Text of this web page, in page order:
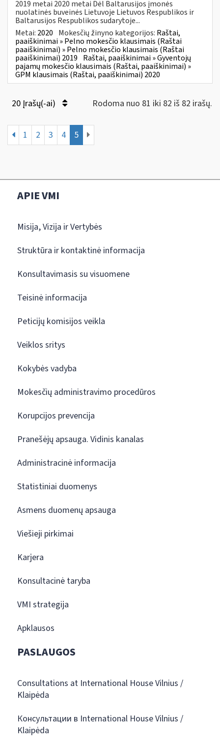
2019 metai 2020 metai Dėl Baltarusijos įmonės
nuolatinės buveinės Lietuvoje Lietuvos Respublikos ir
Baltarusijos Respublikos sudarytoje...
Metai: 2020 Mokesčių žinyno kategorijos: Raštai,
paaiškinimai » Pelno mokesčio klausimais (Raštai
paaiškinimai) » Pelno mokesčio klausimais (Raštai
paaiškinimai) 2019 Raštai, paaiškinimai » Gyventojų
pajamų mokesčio klausimais (Raštai, paaiškinimai) »
GPM klausimais (Raštai, paaiškinimai) 2020
20 Įrašų(-ai) Rodoma nuo 81 iki 82 iš 82 irašų.
1 2 3 4 5
APIE VMI
Misija, Vizija ir Vertybės
Struktūra ir kontaktinė informacija
Konsultavimasis su visuomene
Teisinė informacija
Peticijų komisijos veikla
Veiklos sritys
Kokybės vadyba
Mokesčių administravimo procedūros
Korupcijos prevencija
Pranešėjų apsauga. Vidinis kanalas
Administracinė informacija
Statistiniai duomenys
Asmens duomenų apsauga
Viešieji pirkimai
Karjera
Konsultacinė taryba
VMI strategija
Apklausos
PASLAUGOS
Consultations at International House Vilnius /
Klaipėda
Консультации в International House Vilnius /
Klaipėda